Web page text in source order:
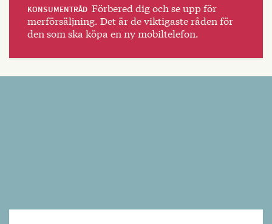
KONSUMENTRÅD Förbered dig och se upp för
merförsäljning. Det är de viktigaste råden för
den som ska köpa en ny mobiltelefon.